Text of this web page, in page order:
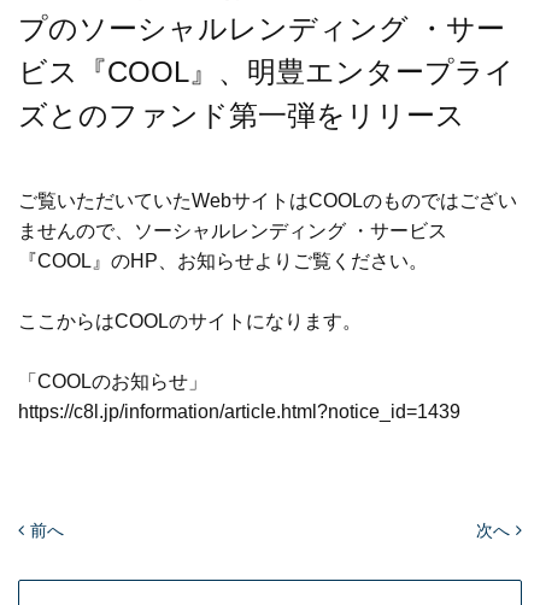
プのソーシャルレンディング ・サー
ビス『COOL』、明豊エンタープライ
ズとのファンド第一弾をリリース
ご覧いただいていたWebサイトはCOOLのものではござい
ませんので、ソーシャルレンディング ・サービス
『COOL』のHP、お知らせよりご覧ください。
ここからはCOOLのサイトになります。
「COOLのお知らせ」
https://c8l.jp/information/article.html?notice_id=1439
前へ 次へ